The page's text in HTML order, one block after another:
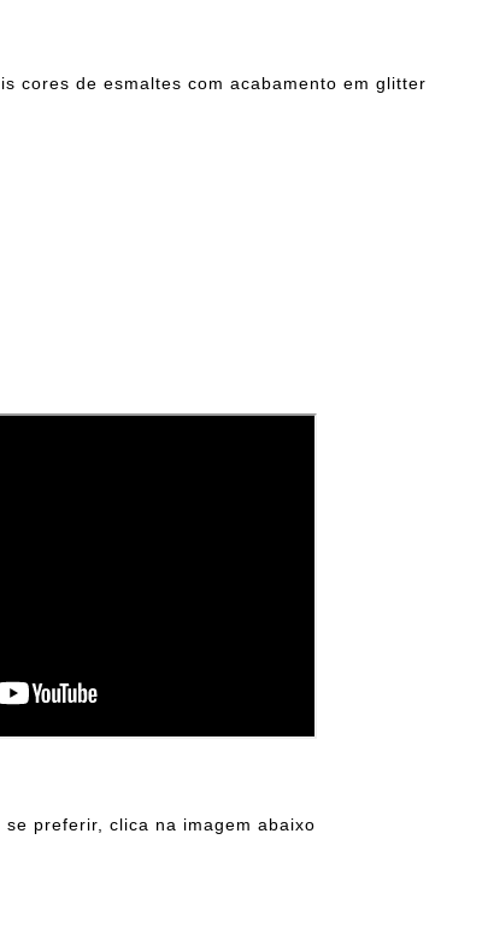
cores de esmaltes com acabamento em glitter
se preferir, clica na imagem abaixo